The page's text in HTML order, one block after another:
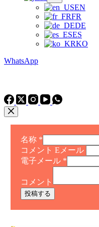
EN
FR
DE
ES
KO
WhatsApp
名称 *
コメント Eメール
電子メール *
コメント
投稿する